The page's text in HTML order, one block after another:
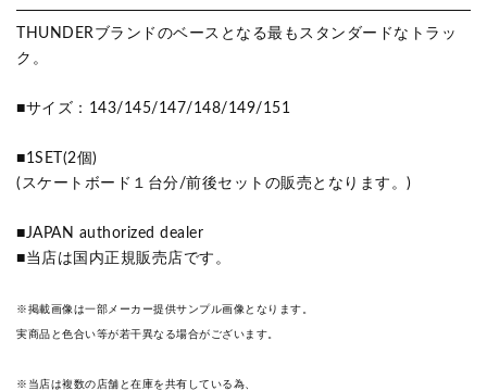
THUNDERブランドのベースとなる最もスタンダードなトラッ
ク。
■サイズ：143/145/147/148/149/151
■1SET(2個)
(スケートボード１台分/前後セットの販売となります。)
■JAPAN authorized dealer
■当店は国内正規販売店です。
※掲載画像は一部メーカー提供サンプル画像となります。
実商品と色合い等が若干異なる場合がございます。
※当店は複数の店舗と在庫を共有している為、